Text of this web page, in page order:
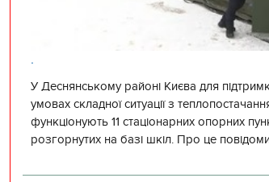
.
У Деснянському районі Києва для
умовах складної ситуації з
функціонують 11 стаціонарних опорних
розгорнутих на базі шкіл. Про це